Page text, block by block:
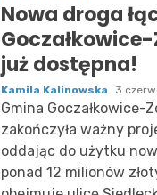
Nowa droga
już dostępna!
Kamila Kalinowska 3
Gmina Goczałkowice-
zakończyła ważny
oddając do użytku
ponad 12 milionów